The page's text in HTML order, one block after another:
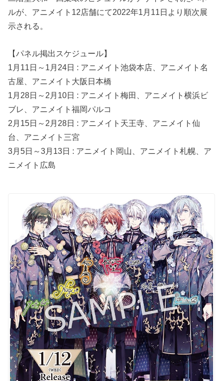
ルが、アニメイト12店舗にて2022年1月11日より順次展
示される。
【パネル掲出スケジュール】
1月11日～1月24日 : アニメイト池袋本店、アニメイト名
古屋、アニメイト大阪日本橋
1月28日～2月10日 : アニメイト梅田、アニメイト横浜ビ
ブレ、アニメイト福岡パルコ
2月15日～2月28日 : アニメイト天王寺、アニメイト仙
台、アニメイト三宮
3月5日～3月13日 : アニメイト岡山、アニメイト札幌、ア
ニメイト広島